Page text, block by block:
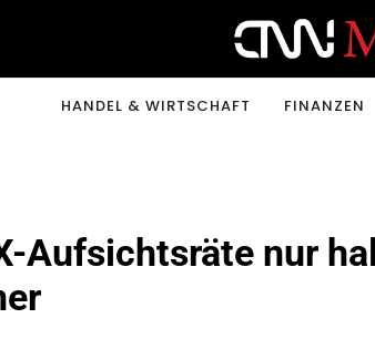
CNNMONEY.CH
HANDEL & WIRTSCHAFT FINANZEN
Aufsichtsräte nur